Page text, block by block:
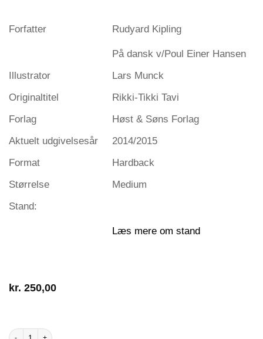
Forfatter Rudyard Kipling
På dansk v/Poul Einer Hansen
Illustrator
Lars Munck
Originaltitel
Rikki-Tikki Tavi
Forlag
Høst & Søns Forlag
Aktuelt udgivelsesår
2014/2015
Format
Hardback
Størrelse
Medium
Stand:
Læs mere om stand
kr. 250,00
Rikki-Tikki-Tavi antal